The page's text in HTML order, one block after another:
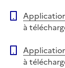
à
à